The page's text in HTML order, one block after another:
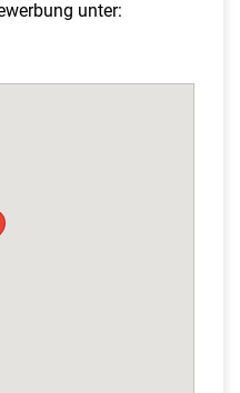
unter: